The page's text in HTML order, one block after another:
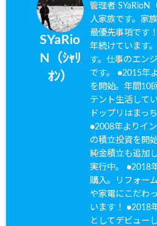
SYaRio
N（ｼｬﾘ
ｵﾝ）
管理者 SYaRioN
人家族です。家
最優先事項です
年続けています
す。仕事のエン
です。 ●2015年
を開始。年間10
テント生活して
ドップリはまっ
●2008年よりイ
の積立投資を開
純金積立も追加
実行中。 ●2018
購入。リフォー
や家電にこだわ
います！ ●2018
としてデビュー